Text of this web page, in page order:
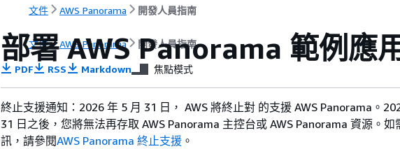
文件 AWS Panorama 開發人員指南
文件 AWS Panorama 開發人員指南
部署 AWS Panorama 範例應
PDF RSS Markdown 焦點模式
終止支援通知：2026 年 5 月 31 日， AWS 將終止對 的支援 AWS Panorama。
31 日之後，您將無法再存取 AWS Panorama 主控台或 AWS Panorama 資源。如
訊，請參閱AWS Panorama 終止支援 。